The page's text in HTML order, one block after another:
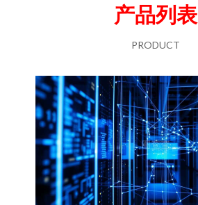
产品列表
PRODUCT